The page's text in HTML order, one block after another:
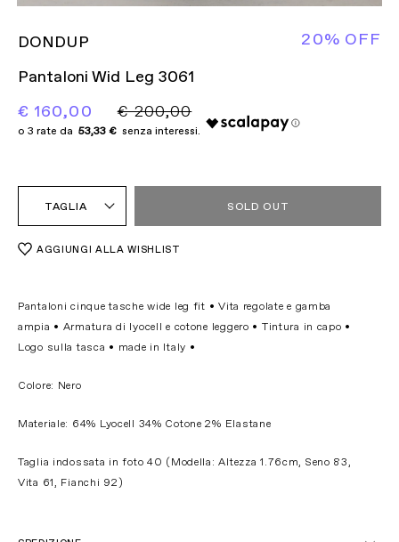
DONDUP
Pantaloni Wid Leg 3061
€ 160,00
€ 200,00
20% OFF
53,33 €
TAGLIA SOLD OUT
AGGIUNGI ALLA WISHLIST
Pantaloni cinque tasche wide leg fit • Vita regolate e gamba
ampia • Armatura di lyocell e cotone leggero • Tintura in capo •
Logo sulla tasca • made in Italy •
Colore: Nero
Materiale: 64% Lyocell 34% Cotone 2% Elastane
Taglia indossata in foto 40 (Modella: Altezza 1.76cm, Seno 83,
Vita 61, Fianchi 92)